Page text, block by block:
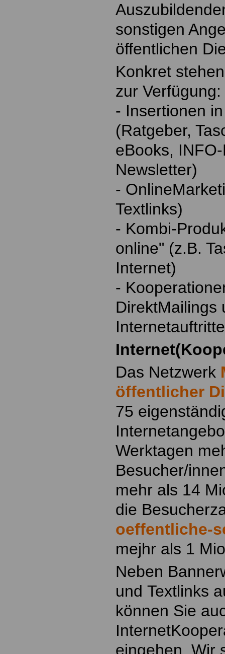
sonstigen
öffentlichen
Konkret
zur Verfügung:
- Insertionen
(Ratgeber,
eBooks,
Newsletter)
-
Textlinks)
- Kombi-
online" (z.B.
Internet)
-
DirektMailings
Das Netzwerk
öffentlicher
75
Werktagen
Besucher/
mehr als 14
die
oeffentliche-
mejhr als 1
Neben
und Textlinks
können Sie
eingehen. Wir